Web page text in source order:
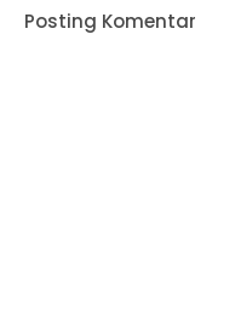
Posting Komentar